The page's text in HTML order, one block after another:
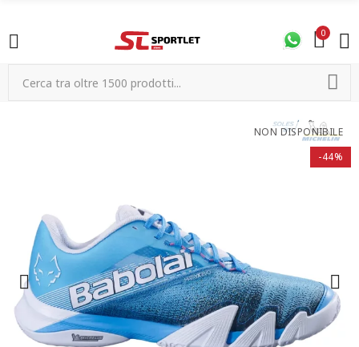
0
NON DISPONIBILE
-44%